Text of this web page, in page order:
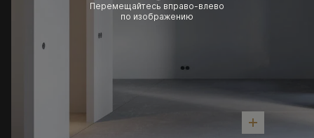
Перемещайтесь вправо-влево
по изображению